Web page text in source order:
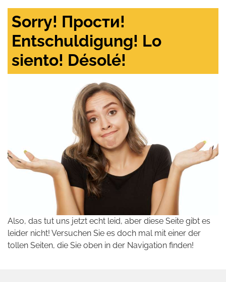
Sorry! Прости!
Entschuldigung! Lo
siento! Désolé!
Also, das tut uns jetzt echt leid, aber diese Seite gibt es
leider nicht! Versuchen Sie es doch mal mit einer der
tollen Seiten, die Sie oben in der Navigation finden!